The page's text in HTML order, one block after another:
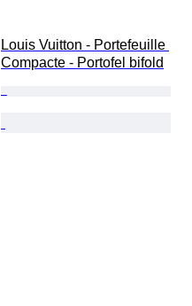
Louis Vuitton - Portefeuille
Compacte - Portofel bifold